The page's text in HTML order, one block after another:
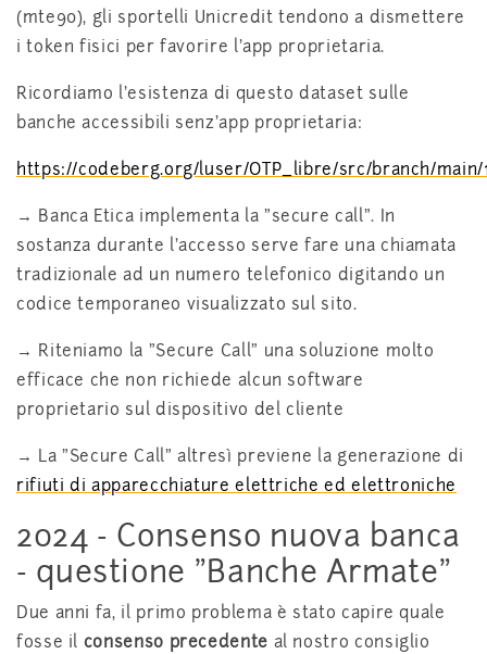
(mte90), gli sportelli Unicredit tendono a dismettere
i token fisici per favorire l'app proprietaria.
Ricordiamo l'esistenza di questo dataset sulle
banche accessibili senz'app proprietaria:
https://codeberg.org/luser/OTP_libre/src/branch/main/
→ Banca Etica implementa la "secure call". In
sostanza durante l'accesso serve fare una chiamata
tradizionale ad un numero telefonico digitando un
codice temporaneo visualizzato sul sito.
→ Riteniamo la "Secure Call" una soluzione molto
efficace che non richiede alcun software
proprietario sul dispositivo del cliente
→ La "Secure Call" altresì previene la generazione di
rifiuti di apparecchiature elettriche ed elettroniche
2024 - Consenso nuova banca
- questione "Banche Armate"
Due anni fa, il primo problema è stato capire quale
fosse il consenso precedente al nostro consiglio